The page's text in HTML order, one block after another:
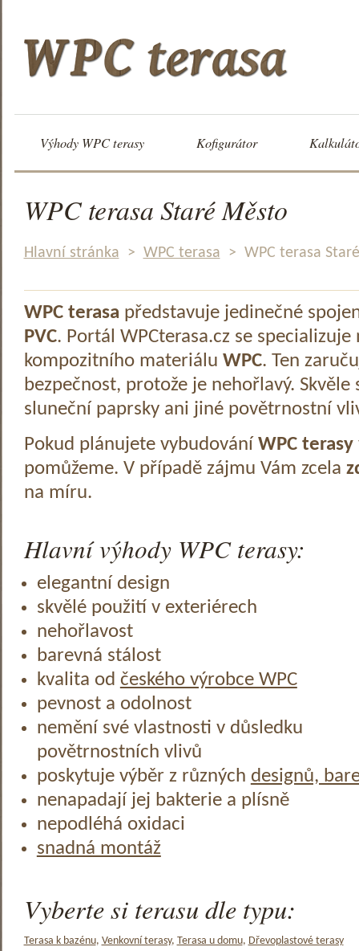
Výhody WPC terasy Kofigurátor
WPC terasa Staré Město
Hlavní stránka > WPC terasa > WPC terasa
WPC terasa představuje jedinečné
PVC. Portál WPCterasa.cz se specializuje
kompozitního materiálu WPC. Ten
bezpečnost, protože je nehořlavý.
sluneční paprsky ani jiné povětrnostní
Pokud plánujete vybudování WPC terasy
pomůžeme. V případě zájmu Vám zcela
na míru.
Hlavní výhody WPC terasy:
elegantní design
skvělé použití v exteriérech
nehořlavost
barevná stálost
kvalita od českého výrobce WPC
pevnost a odolnost
nemění své vlastnosti v důsledku
povětrnostních vlivů
poskytuje výběr z různých designů,
nenapadají jej bakterie a plísně
nepodléhá oxidaci
snadná montáž
Vyberte si terasu dle typu:
Terasa k bazénu, Venkovní terasy, Terasa u domu, Dřevoplastové terasy